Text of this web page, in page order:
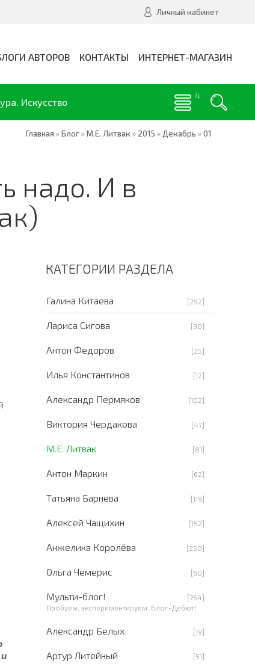
Личный кабинет
АВТОРОВ КОНТАКТЫ ИНТЕРНЕТ-МАГАЗИН
Искусство
Главная »Блог»М.Е. Литвак » 2015 » Декабрь »01
надо. И в
КАТЕГОРИИ РАЗДЕЛА
Галина Китаева [292]
Лариса Сигова [30]
Антон Федоров [25]
Илья Константинов [12]
Александр Пермяков [102]
Виктория Чердакова [47]
М.Е. Литвак [81]
Антон Маркин [62]
Татьяна Барнева [119]
Алексей Чащихин [152]
Анжелика Королёва [250]
Ольга Чемерис [60]
Мульти-блог!
[754]
Пробуем, экспериментируем. Блог-Дебют!
Александр Белых [19]
Артур Литейный [51]